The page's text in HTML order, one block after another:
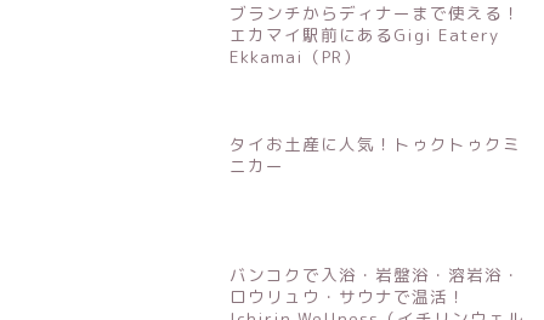
ブランチからディナーまで使える！
エカマイ駅前にあるGigi Eatery
Ekkamai（PR）
タイお土産に人気！トゥクトゥクミ
ニカー
バンコクで入浴・岩盤浴・溶岩浴・
ロウリュウ・サウナで温活！